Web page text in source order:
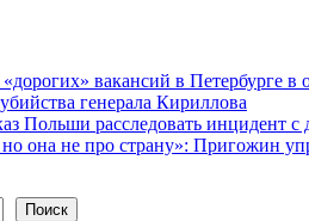
вакансий в Петербурге в
генерала Кириллова
Польши расследовать инцидент с
но она не про страну»: Пригожин
Поиск